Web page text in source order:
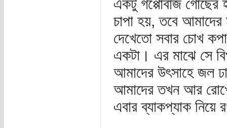
একটু গপ্পোবাজ গোছের
চাপা হয়, তবে
দেখেতো সবার চোখ
একটা। এর মাঝে সে
আমাদের উৎসাহে জল
আমাদের তখন আর
এবার ব্যাকপ্যাক নিয়ে